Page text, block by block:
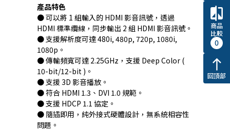
產品特色
● 可以將 1 組輸入的 HDMI 影音訊號，透過
HDMI 標準纜線，同步輸出 2 組 HDMI 影音訊號。
● 支援解析度可達 480i, 480p, 720p, 1080i,
1080p。
● 傳輸頻寬可達 2.25GHz，支援 Deep Color (
10-bit/12-bit )。
● 支援 3D 影音播放。
● 符合 HDMI 1.3、DVI 1.0 規範。
● 支援 HDCP 1.1 協定。
● 隨插即用，純外接式硬體設計，無系統相容性
問題。
compare
商品
比較
0
north
回頂部